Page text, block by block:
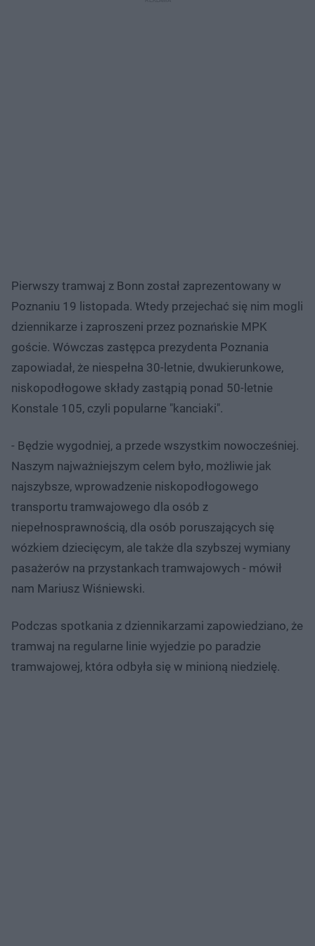
Pierwszy tramwaj z Bonn został zaprezentowany w
Poznaniu 19 listopada. Wtedy przejechać się nim mogli
dziennikarze i zaproszeni przez poznańskie MPK
goście. Wówczas zastępca prezydenta Poznania
zapowiadał, że niespełna 30-letnie, dwukierunkowe,
niskopodłogowe składy zastąpią ponad 50-letnie
Konstale 105, czyli popularne "kanciaki".
- Będzie wygodniej, a przede wszystkim nowocześniej.
Naszym najważniejszym celem było, możliwie jak
najszybsze, wprowadzenie niskopodłogowego
transportu tramwajowego dla osób z
niepełnosprawnością, dla osób poruszających się
wózkiem dziecięcym, ale także dla szybszej wymiany
pasażerów na przystankach tramwajowych - mówił
nam Mariusz Wiśniewski.
Podczas spotkania z dziennikarzami zapowiedziano, że
tramwaj na regularne linie wyjedzie po paradzie
tramwajowej, która odbyła się w minioną niedzielę.